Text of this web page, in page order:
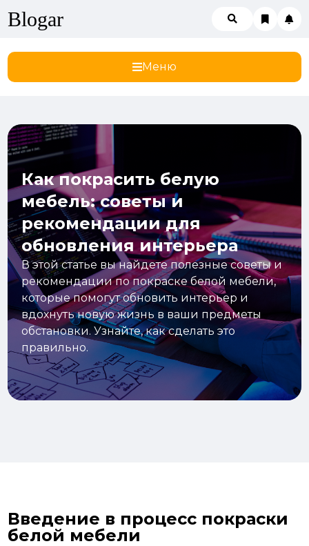
Blogar
Меню
Как покрасить белую
мебель: советы и
рекомендации для
обновления интерьера
В этой статье вы найдете полезные советы и
рекомендации по покраске белой мебели,
которые помогут обновить интерьер и
вдохнуть новую жизнь в ваши предметы
обстановки. Узнайте, как сделать это
правильно.
Введение в процесс покраски
белой мебели